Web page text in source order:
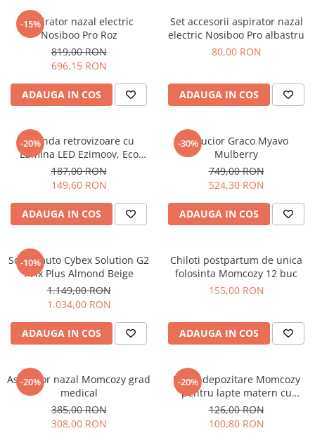
Decoratiuni
Jucarii educative
Jucarii electronice
Jucarii interactive
Frumusete si Bijuterii
Jocuri de societate
-15%
Aspirator nazal electric
Nosiboo Pro Roz
819,00 RON
696,15 RON
ADAUGA IN COS
Set accesorii aspirator nazal
electric Nosiboo Pro albastru
80,00 RON
ADAUGA IN COS
-20%
Oglinda retrovizoare cu
Lumina LED Ezimoov, Eco
friendly
187,00 RON
149,60 RON
ADAUGA IN COS
-30%
Carucior Graco Myavo
Mulberry
749,00 RON
524,30 RON
ADAUGA IN COS
-10%
Scaun auto Cybex Solution G2
i-Fix Plus Almond Beige
1.149,00 RON
1.034,00 RON
ADAUGA IN COS
Chiloti postpartum de unica
folosinta Momcozy 12 buc
155,00 RON
ADAUGA IN COS
-20%
Aspirator nazal Momcozy grad
medical
385,00 RON
308,00 RON
-20%
Pungi depozitare Momcozy
pentru lapte matern cu
turnare usoara 120 buc
126,00 RON
100,80 RON